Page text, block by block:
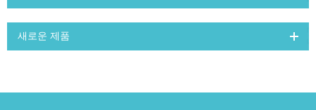
새로운 제품